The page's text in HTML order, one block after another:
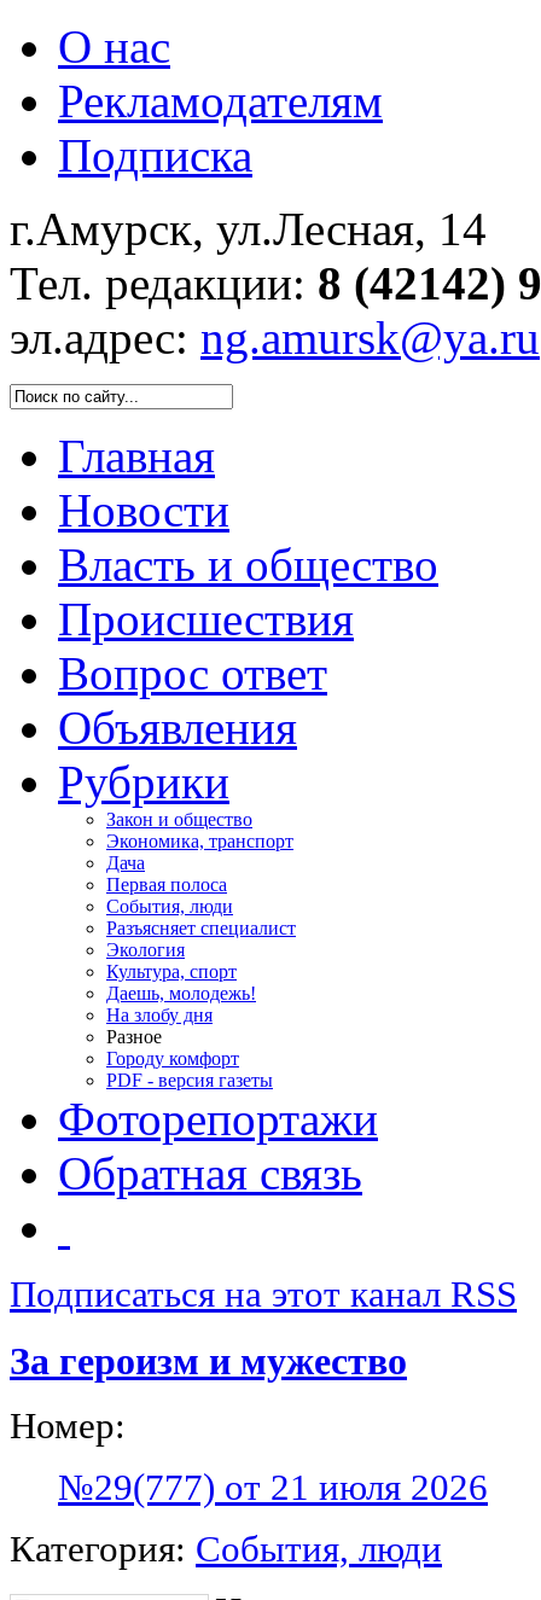
О нас
Рекламодателям
Подписка
г.Амурск, ул.Лесная, 14
Тел. редакции: 8 (42142)
эл.адрес: ng.amursk@ya.ru
Главная
Новости
Власть и общество
Происшествия
Вопрос ответ
Объявления
Рубрики
Закон и общество
Экономика, транспорт
Дача
Первая полоса
События, люди
Разъясняет специалист
Экология
Культура, спорт
Даешь, молодежь!
На злобу дня
Разное
Городу комфорт
PDF - версия газеты
Фоторепортажи
Обратная связь
Подписаться на этот канал RSS
За героизм и мужество
Номер:
№29(777) от 21 июля 2026
Категория: События, люди